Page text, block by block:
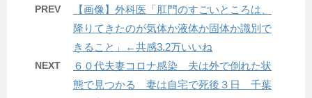
PREV
【画像】外科医「肛門のすごいところは、
降りてきたのが気体か液体か固体か識別で
きること」←共感3.2万いいね
NEXT
６０代夫妻コロナ感染 夫は外で倒れた状
態で見つかる 妻は自宅で死後３日 千葉